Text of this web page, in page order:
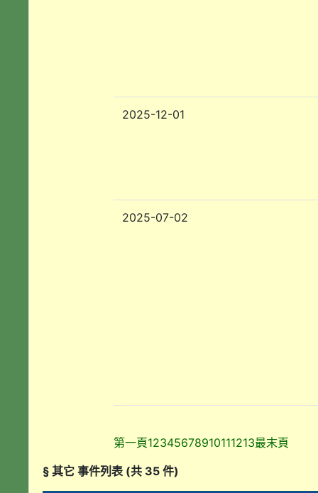
2025-12-01
2025-07-02
第一頁12345678910111213最末頁
§ 其它 事件列表 (共 35 件)